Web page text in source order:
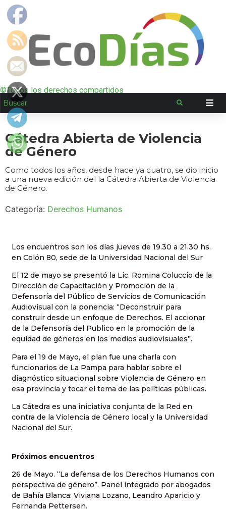
©Todos los derechos compartidos
Cátedra Abierta de Violencia
de Género
Como todos los años, desde hace ya cuatro, se dio inicio
a una nueva edición del la Cátedra Abierta de Violencia
de Género.
Categoría: Derechos Humanos
Los encuentros son los días jueves de 19.30 a 21.30 hs.
en Colón 80, sede de la Universidad Nacional del Sur
El 12 de mayo se presentó la Lic. Romina Coluccio de la
Dirección de Capacitación y Promoción de la
Defensoría del Público de Servicios de Comunicación
Audiovisual con la ponencia: “Deconstruir para
construir desde un enfoque de Derechos. El accionar
de la Defensoría del Publico en la promoción de la
equidad de géneros en los medios audiovisuales”.
Para el 19 de Mayo, el plan fue una charla con
funcionarios de La Pampa para hablar sobre el
diagnóstico situacional sobre Violencia de Género en
esa provincia y tocar el tema de las políticas públicas.
La Cátedra es una iniciativa conjunta de la Red en
contra de la Violencia de Género local y la Universidad
Nacional del Sur.
Próximos encuentros
26 de Mayo. “La defensa de los Derechos Humanos con
perspectiva de género”. Panel integrado por abogados
de Bahía Blanca: Viviana Lozano, Leandro Aparicio y
Fernanda Pettersen.